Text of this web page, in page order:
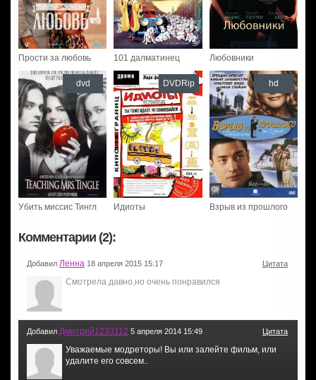
Прости за любовь 101 далматинец Любовники
Убить миссис Тингл
dvd
Идиоты
DVDRip
Взрыв из прошлого
hd
Комментарии (2):
Добавил Ленна 18 апреля 2015 15:17 Цитата
Смотрела давно,но очень понравился
Добавил Дмитрий1233112 5 апреля 2014 15:49 Цитата
Уважаемые модреторы! Вы или залейте фильм, или
удалите его совсем..